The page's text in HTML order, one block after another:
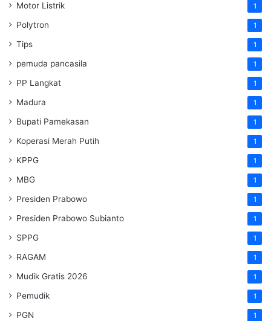
Motor Listrik 1
Polytron 1
Tips 1
pemuda pancasila 1
PP Langkat 1
Madura 1
Bupati Pamekasan 1
Koperasi Merah Putih 1
KPPG 1
MBG 1
Presiden Prabowo 1
Presiden Prabowo Subianto 1
SPPG 1
RAGAM 1
Mudik Gratis 2026 1
Pemudik 1
PGN 1